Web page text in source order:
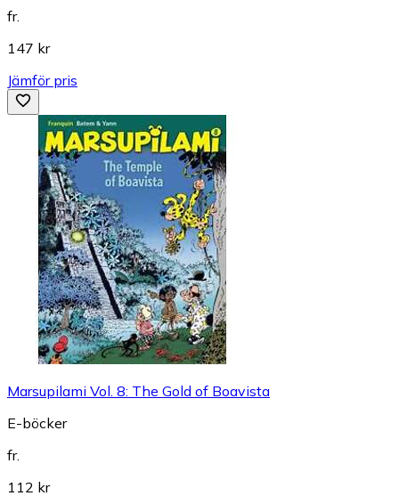
fr.
147 kr
Jämför pris
Marsupilami Vol. 8: The Gold of Boavista
E-böcker
fr.
112 kr